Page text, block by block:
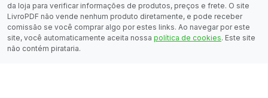
da loja para verificar informações de produtos, preços e frete. O site
LivroPDF não vende nenhum produto diretamente, e pode receber
comissão se você comprar algo por estes links. Ao navegar por este
site, você automaticamente aceita nossa política de cookies. Este site
não contém pirataria.